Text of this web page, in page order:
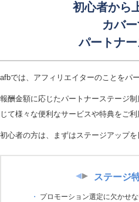
初心者から
カバ
パートナ
afbでは、アフィリエイターのことをパ
報酬金額に応じたパートナーステージ
じて様々な便利なサービスや特典をご利
初心者の方は、まずはステージアップを
ステージ
プロモーション選定に欠かせ